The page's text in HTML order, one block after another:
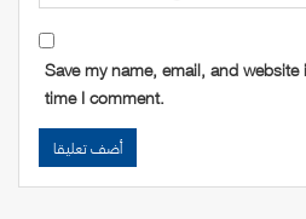
Save my name, email, and
time I comment.